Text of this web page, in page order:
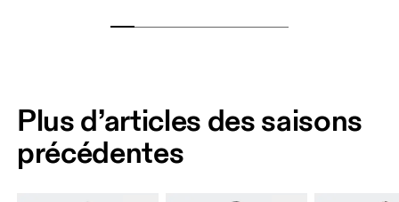
Plus d’articles des saisons
précédentes